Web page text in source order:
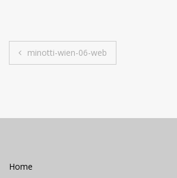
Beitrags-
Navigation
minotti-wien-06-web
Home